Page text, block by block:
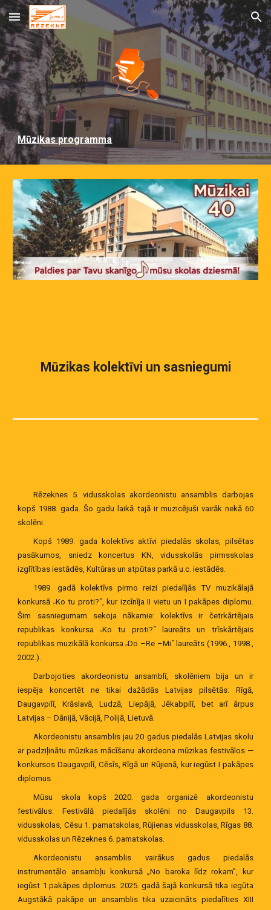
Skip to main content Skip to navigation
Mūzikas programma
Mūzikas kolektīvi un sasniegumi
Rēzeknes 5. vidusskolas akordeonistu ansamblis darbojas
kopš 1988. gada. Šo gadu laikā tajā ir muzicējuši vairāk nekā 60
skolēni.
Kopš 1989. gada kolektīvs aktīvi piedalās skolas, pilsētas
pasākumos, sniedz koncertus KN, vidusskolās pirmsskolas
izglītības iestādēs, Kultūras un atpūtas parkā u.c. iestādēs.
1989. gadā kolektīvs pirmo reizi piedalījās TV muzikālajā
konkursā ˶Ko tu proti?˝, kur izcīnīja II vietu un I pakāpes diplomu.
Šim sasniegumam sekoja nākamie: kolektīvs ir četrkārtējais
republikas konkursa ˶Ko tu proti?˝ laureāts un trīskārtējais
republikas muzikālā konkursa ˶Do –Re –Mi˝ laureāts (1996., 1998.,
2002.).
Darbojoties akordeonistu ansamblī, skolēniem bija un ir
iespēja koncertēt ne tikai dažādās Latvijas pilsētās: Rīgā,
Daugavpilī, Krāslavā, Ludzā, Liepājā, Jēkabpilī, bet arī ārpus
Latvijas – Dānijā, Vācijā, Polijā, Lietuvā.
Akordeonistu ansamblis jau 20 gadus piedalās Latvijas skolu
ar padziļinātu mūzikas mācīšanu akordeona mūzikas festivālos —
konkursos Daugavpilī, Cēsīs, Rīgā un Rūjienā, kur iegūst I pakāpes
diplomus.
Mūsu skola kopš 2020. gada organizē akordeonistu
festivālus: Festivālā piedalījās skolēni no Daugavpils 13.
vidusskolas, Cēsu 1. pamatskolas, Rūjienas vidusskolas, Rīgas 88.
vidusskolas un Rēzeknes 6. pamatskolas.
Akordeonistu ansamblis vairākus gadus piedalās
instrumentālo ansambļu konkursā„No baroka līdz rokam”, kur
iegūst 1.pakāpes diplomus. 2025. gadā šajā konkursā tika iegūta
Augstākā pakāpe un ansamblis tika uzaicināts piedalīties XIII